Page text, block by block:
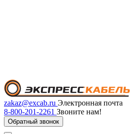
zakaz@excab.ru Электронная почта
8-800-201-2261 Звоните нам!
Обратный звонок